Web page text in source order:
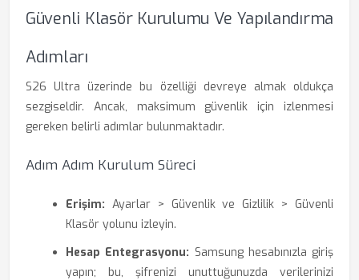
Güvenli Klasör Kurulumu Ve Yapılandırma
Adımları
S26 Ultra üzerinde bu özelliği devreye almak oldukça
sezgiseldir. Ancak, maksimum güvenlik için izlenmesi
gereken belirli adımlar bulunmaktadır.
Adım Adım Kurulum Süreci
Erişim: Ayarlar > Güvenlik ve Gizlilik > Güvenli
Klasör yolunu izleyin.
Hesap Entegrasyonu: Samsung hesabınızla giriş
yapın; bu, şifrenizi unuttuğunuzda verilerinizi